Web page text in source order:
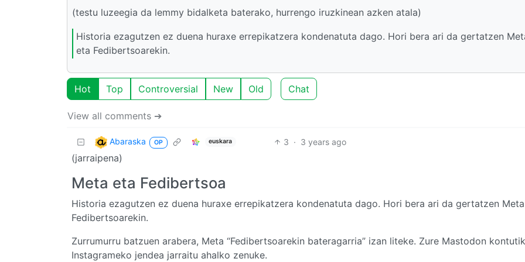
(testu luzeegia da lemmy bidalketa baterako, hurrengo iruzkinean azken atala)
Historia ezagutzen ez duena huraxe errepikatzera kondenatuta dago. Hori bera ari da gertatzen
eta Fedibertsoarekin.
Hot Top Controversial New Old Chat
View all comments ➔
Abaraska OP euskara 3 · 3 years ago
(jarraipena)
Meta eta Fedibertsoa
Historia ezagutzen ez duena huraxe errepikatzera kondenatuta dago. Hori bera ari da gertatzen
Fedibertsoarekin.
Zurrumurru batzuen arabera, Meta “Fedibertsoarekin bateragarria” izan liteke. Zure Mastodon kontutik
Instagrameko jendea jarraitu ahalko zenuke.